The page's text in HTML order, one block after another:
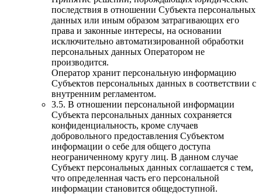
последствия в отношении Субъекта персональных
данных или иным образом затрагивающих его
права и законные интересы, на основании
исключительно автоматизированной обработки
персональных данных Оператором не
производится.
Оператор хранит персональную информацию
Субъектов персональных данных в соответствии с
внутренним регламентом.
3.5. В отношении персональной информации
Субъекта персональных данных сохраняется
конфиденциальность, кроме случаев
добровольного предоставления Субъектом
информации о себе для общего доступа
неограниченному кругу лиц. В данном случае
Субъект персональных данных соглашается с тем,
что определенная часть его персональной
информации становится общедоступной.